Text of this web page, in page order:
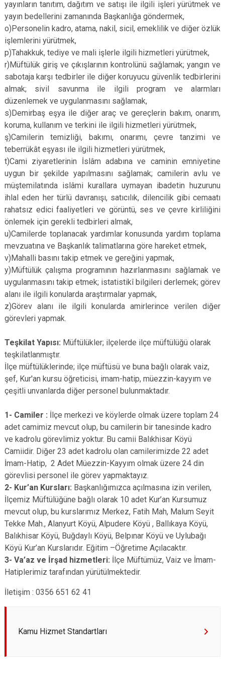
yayınların tanıtım, dağıtım ve satışı ile ilgili işleri yürütmek ve
yayın bedellerini zamanında Başkanlığa göndermek,
o)Personelin kadro, atama, nakil, sicil, emeklilik ve diğer özlük
işlemlerini yürütmek,
p)Tahakkuk, tediye ve mali işlerle ilgili hizmetleri yürütmek,
r)Müftülük giriş ve çıkışlarının kontrolünü sağlamak; yangın ve
sabotaja karşı tedbirler ile diğer koruyucu güvenlik tedbirlerini
almak; sivil savunma ile ilgili program ve alarmları
düzenlemek ve uygulanmasını sağlamak,
s)Demirbaş eşya ile diğer araç ve gereçlerin bakım, onarım,
koruma, kullanım ve terkini ile ilgili hizmetleri yürütmek,
ş)Camilerin temizliği, bakımı, onarımı, çevre tanzimi ve
teberrükât eşyası ile ilgili hizmetleri yürütmek,
t)Cami ziyaretlerinin İslâm adabına ve caminin emniyetine
uygun bir şekilde yapılmasını sağlamak; camilerin avlu ve
müştemilatında islâmi kurallara uymayan ibadetin huzurunu
ihlal eden her türlü davranışı, satıcılık, dilencilik gibi cemaatı
rahatsız edici faaliyetleri ve görüntü, ses ve çevre kirliliğini
önlemek için gerekli tedbirleri almak,
u)Camilerde toplanacak yardımlar konusunda yardım toplama
mevzuatına ve Başkanlık talimatlarına göre hareket etmek,
v)Mahalli basını takip etmek ve gereğini yapmak,
y)Müftülük çalışma programının hazırlanmasını sağlamak ve
uygulanmasını takip etmek; istatistikî bilgileri derlemek; görev
alanı ile ilgili konularda araştırmalar yapmak,
z)Görev alanı ile ilgili konularda amirlerince verilen diğer
görevleri yapmak.
Teşkilat Yapısı: Müftülükler; ilçelerde ilçe müftülüğü olarak
teşkilatlanmıştır.
İlçe müftülüklerinde; ilçe müftüsü ve buna bağlı olarak vaiz,
şef, Kur'an kursu öğreticisi, imam-hatip, müezzin-kayyım ve
çeşitli unvanlarda diğer personel bulunmaktadır.
1- Camiler : İlçe merkezi ve köylerde olmak üzere toplam 24
adet camimiz mevcut olup, bu camilerin bir tanesinde kadro
ve kadrolu görevlimiz yoktur. Bu camii Balıkhisar Köyü
Camiidir. Diğer 23 adet kadrolu olan camilerimizde 22 adet
İmam-Hatip, 2 Adet Müezzin-Kayyım olmak üzere 24 din
görevlisi personel ile görev yapmaktayız.
2- Kur’an Kursları: Başkanlığımızca açılmasına izin verilen,
İlçemiz Müftülüğüne bağlı olarak 10 adet Kur’an Kursumuz
mevcut olup, bu kurslarımız Merkez, Fatih Mah, Malum Seyit
Tekke Mah., Alanyurt Köyü, Alpudere Köyü , Ballıkaya Köyü,
Balıkhisar Köyü, Buğdaylı Köyü, Belpınar Köyü ve Uylubağı
Köyü Kur’an Kurslarıdır. Eğitim –Öğretime Açılacaktır.
3- Va’az ve İrşad hizmetleri: İlçe Müftümüz, Vaiz ve İmam-
Hatiplerimiz tarafından yürütülmektedir.
İletişim : 0356 651 62 41
Kamu Hizmet Standartları